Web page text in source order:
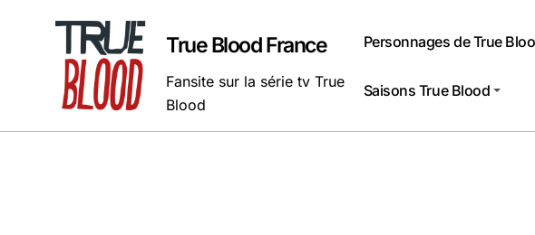
True Blood France
Fansite sur la série tv True
Blood
Personnages de True
Saisons True Blood